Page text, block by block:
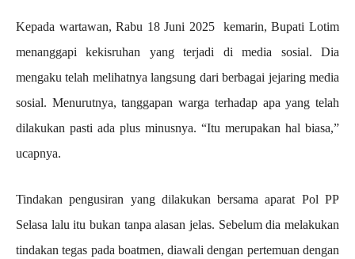
Kepada wartawan, Rabu 18 Juni 2025 kemarin, Bupati Lotim
menanggapi kekisruhan yang terjadi di media sosial. Dia
mengaku telah melihatnya langsung dari berbagai jejaring media
sosial. Menurutnya, tanggapan warga terhadap apa yang telah
dilakukan pasti ada plus minusnya. “Itu merupakan hal biasa,”
ucapnya.
Tindakan pengusiran yang dilakukan bersama aparat Pol PP
Selasa lalu itu bukan tanpa alasan jelas. Sebelum dia melakukan
tindakan tegas pada boatmen, diawali dengan pertemuan dengan